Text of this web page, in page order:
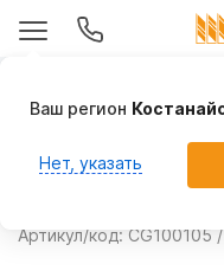
Отвал левый
Артикул/код: CG100105
Ваш регион
Нет, указать